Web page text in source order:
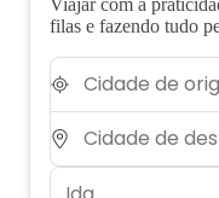
filas e fazendo tudo